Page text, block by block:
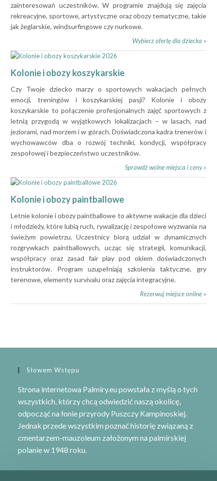
zainteresowań uczestników. W programie znajdują się zajęcia
rekreacyjne, sportowe, artystyczne oraz obozy tematyczne, takie
jak żeglarskie, windsurfingowe czy nurkowe.
Wybierz ofertę dla dziecka »
Kolonie i obozy koszykarskie
Czy Twoje dziecko marzy o sportowych wakacjach pełnych
emocji, treningów i koszykarskiej pasji? Kolonie i obozy
koszykarskie to połączenie profesjonalnych zajęć sportowych z
letnią przygodą w wyjątkowych lokalizacjach – w lasach, nad
jeziorami, nad morzem i w górach. Doświadczona kadra trenerów i
wychowawców dba o rozwój techniki, kondycji, współpracy
zespołowej i bezpieczeństwo uczestników.
Sprawdź wolne miejsca i ceny »
Kolonie i obozy paintballowe
Letnie kolonie i obozy paintballowe to aktywne wakacje dla dzieci
i młodzieży, które lubią ruch, rywalizację i zespołowe wyzwania na
świeżym powietrzu. Uczestnicy biorą udział w dynamicznych
rozgrywkach paintballowych, ucząc się strategii, komunikacji,
współpracy oraz zasad fair play pod okiem doświadczonych
instruktorów. Program uzupełniają szkolenia taktyczne, gry
terenowe, elementy survivalu oraz zajęcia integracyjne.
Rezerwuj miejsce online »
Słowem Wstępu
Strona internetowa Palmiry.eu powstała z myślą o tych
wszystkich, którzy chcą odwiedzić naszą okolicę,
odpocząć na łonie przyrody Puszczy Kampinoskiej.
Jednak przede wszystkim poznać historię związaną z
cmentarzem-mauzoleum założonym na palmirskiej
polanie w 1948 roku.